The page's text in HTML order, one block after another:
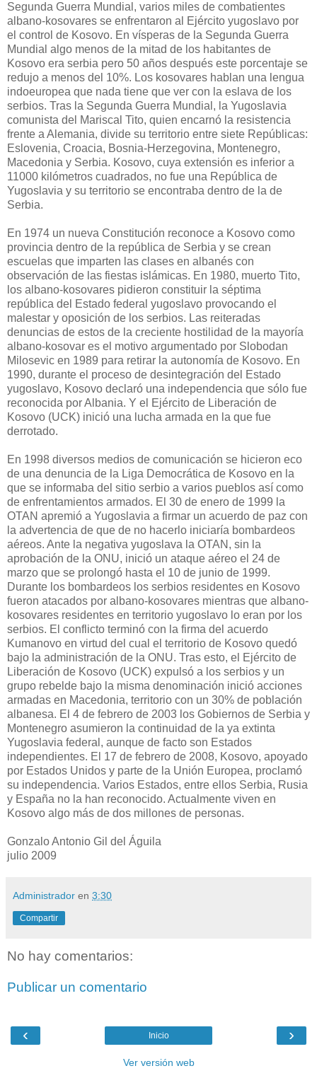
Segunda Guerra Mundial, varios miles de combatientes
albano-kosovares se enfrentaron al Ejército yugoslavo por
el control de Kosovo. En vísperas de la Segunda Guerra
Mundial algo menos de la mitad de los habitantes de
Kosovo era serbia pero 50 años después este porcentaje se
redujo a menos del 10%. Los kosovares hablan una lengua
indoeuropea que nada tiene que ver con la eslava de los
serbios. Tras la Segunda Guerra Mundial, la Yugoslavia
comunista del Mariscal Tito, quien encarnó la resistencia
frente a Alemania, divide su territorio entre siete Repúblicas:
Eslovenia, Croacia, Bosnia-Herzegovina, Montenegro,
Macedonia y Serbia. Kosovo, cuya extensión es inferior a
11000 kilómetros cuadrados, no fue una República de
Yugoslavia y su territorio se encontraba dentro de la de
Serbia.
En 1974 un nueva Constitución reconoce a Kosovo como
provincia dentro de la república de Serbia y se crean
escuelas que imparten las clases en albanés con
observación de las fiestas islámicas. En 1980, muerto Tito,
los albano-kosovares pidieron constituir la séptima
república del Estado federal yugoslavo provocando el
malestar y oposición de los serbios. Las reiteradas
denuncias de estos de la creciente hostilidad de la mayoría
albano-kosovar es el motivo argumentado por Slobodan
Milosevic en 1989 para retirar la autonomía de Kosovo. En
1990, durante el proceso de desintegración del Estado
yugoslavo, Kosovo declaró una independencia que sólo fue
reconocida por Albania. Y el Ejército de Liberación de
Kosovo (UCK) inició una lucha armada en la que fue
derrotado.
En 1998 diversos medios de comunicación se hicieron eco
de una denuncia de la Liga Democrática de Kosovo en la
que se informaba del sitio serbio a varios pueblos así como
de enfrentamientos armados. El 30 de enero de 1999 la
OTAN apremió a Yugoslavia a firmar un acuerdo de paz con
la advertencia de que de no hacerlo iniciaría bombardeos
aéreos. Ante la negativa yugoslava la OTAN, sin la
aprobación de la ONU, inició un ataque aéreo el 24 de
marzo que se prolongó hasta el 10 de junio de 1999.
Durante los bombardeos los serbios residentes en Kosovo
fueron atacados por albano-kosovares mientras que albano-
kosovares residentes en territorio yugoslavo lo eran por los
serbios. El conflicto terminó con la firma del acuerdo
Kumanovo en virtud del cual el territorio de Kosovo quedó
bajo la administración de la ONU. Tras esto, el Ejército de
Liberación de Kosovo (UCK) expulsó a los serbios y un
grupo rebelde bajo la misma denominación inició acciones
armadas en Macedonia, territorio con un 30% de población
albanesa. El 4 de febrero de 2003 los Gobiernos de Serbia y
Montenegro asumieron la continuidad de la ya extinta
Yugoslavia federal, aunque de facto son Estados
independientes. El 17 de febrero de 2008, Kosovo, apoyado
por Estados Unidos y parte de la Unión Europea, proclamó
su independencia. Varios Estados, entre ellos Serbia, Rusia
y España no la han reconocido. Actualmente viven en
Kosovo algo más de dos millones de personas.
Gonzalo Antonio Gil del Águila
julio 2009
Administrador en 3:30
Compartir
No hay comentarios:
Publicar un comentario
‹ ›
Inicio
Ver versión web